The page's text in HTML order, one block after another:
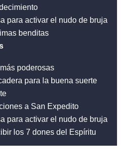
para activar el nudo de bruja
benditas
poderosas
para la buena suerte
a San Expedito
para activar el nudo de bruja
los 7 dones del Espíritu